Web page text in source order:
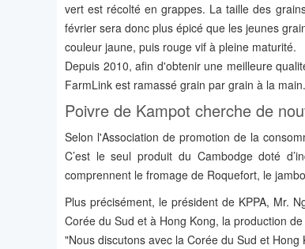
vert est récolté en grappes. La taille des
février sera donc plus épicé que les jeunes
couleur jaune, puis rouge vif à pleine maturité.
Depuis 2010, afin d'obtenir une meilleure
FarmLink est ramassé grain par grain à la
Poivre de Kampot cherche de
Selon l'Association de promotion de la
C’est le seul produit du Cambodge doté
comprennent le fromage de Roquefort, le
Plus précisément, le président de KPPA, Mr.
Corée du Sud et à Hong Kong, la production
"Nous discutons avec la Corée du Sud et